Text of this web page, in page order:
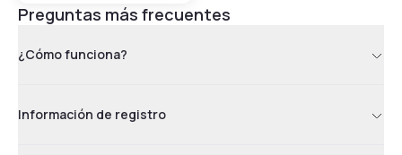
Preguntas más frecuentes
¿Cómo funciona?
Información de registro